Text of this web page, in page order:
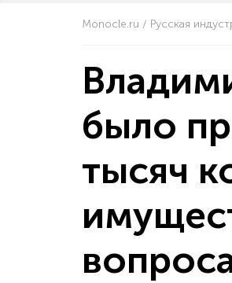
Monocle.ru Русская
было
тысяч